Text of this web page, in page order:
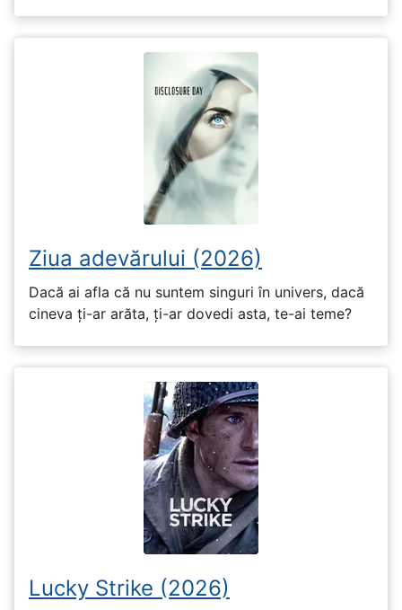
Ziua adevărului (2026)
Dacă ai afla că nu suntem singuri în univers, dacă
cineva ți-ar arăta, ți-ar dovedi asta, te-ai teme?
Lucky Strike (2026)